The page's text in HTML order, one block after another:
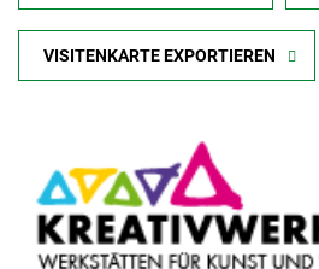
VISITENKARTE EXPORTIEREN